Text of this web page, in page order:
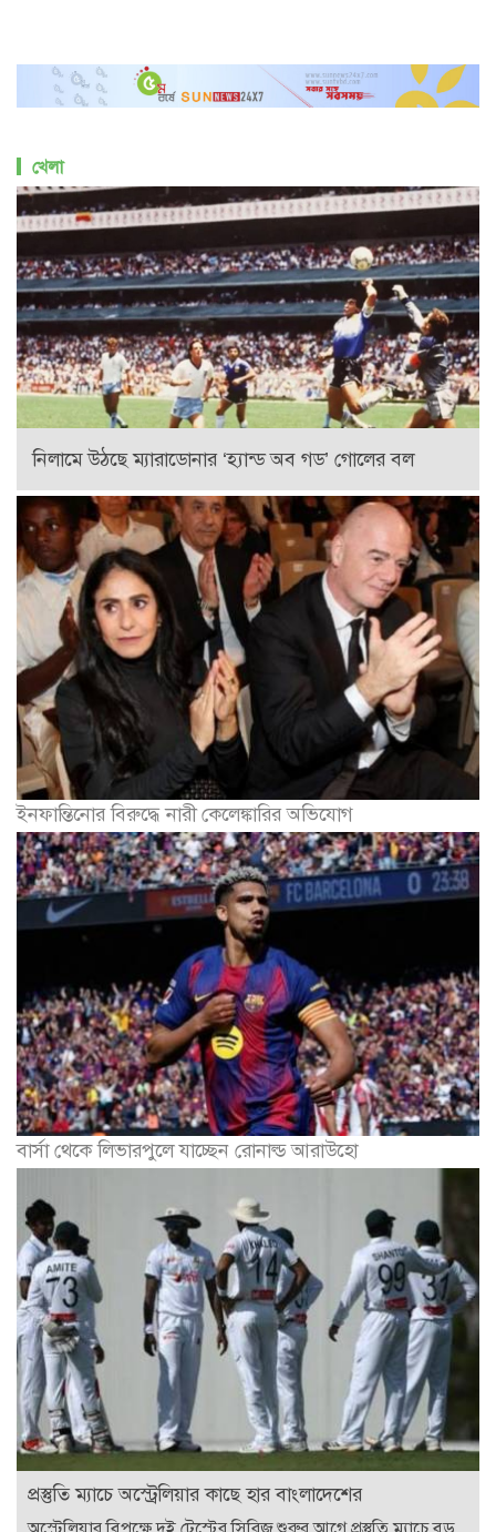
খেলা
নিলামে উঠছে ম্যারাডোনার ‘হ্যান্ড অব গড’ গোলের বল
ইনফান্তিনোর বিরুদ্ধে নারী কেলেঙ্কারির অভিযোগ
বার্সা থেকে লিভারপুলে যাচ্ছেন রোনাল্ড আরাউহো
প্রস্তুতি ম্যাচে অস্ট্রেলিয়ার কাছে হার বাংলাদেশের